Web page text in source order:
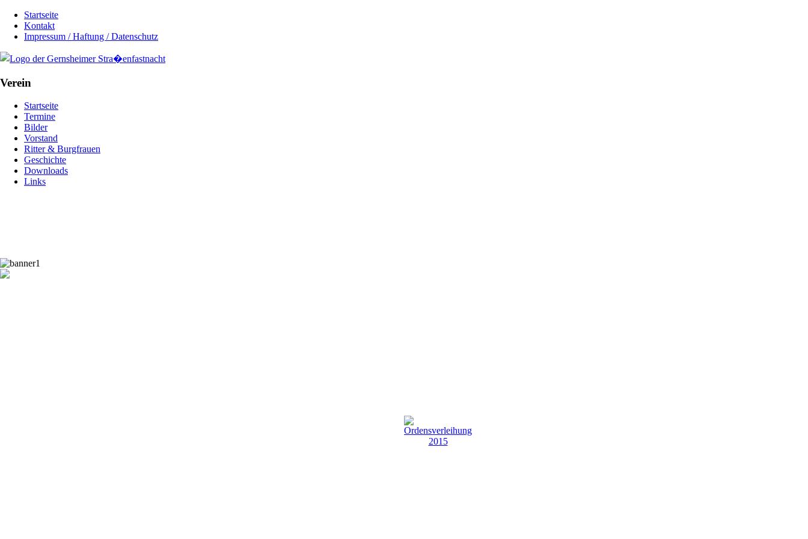
Startseite
Kontakt
Impressum / Haftung / Datenschutz
Verein
Startseite
Termine
Bilder
Vorstand
Ritter & Burgfrauen
Geschichte
Downloads
Links